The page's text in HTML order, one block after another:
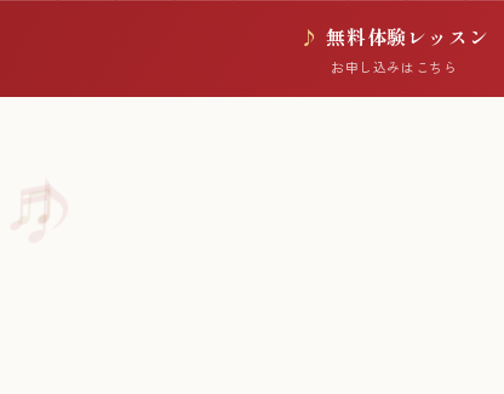
無料体験レッスン
お申し込みはこちら
♬
♪